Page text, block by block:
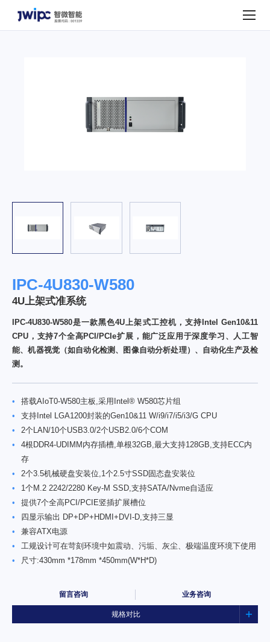
4U830-
W580
IPC-4U830-W580
4U上架式准系统
IPC-4U830-W580是一款黑色4U上架式工控机，支持Intel Gen10&11
CPU，支持7个全高PCI/PCIe扩展，能广泛应用于深度学习、人工智
能、机器视觉（如自动化检测、图像自动分析处理）、自动化生产及检
测。
•
搭载AIoT0-W580主板,采用Intel® W580芯片组
•
支持Intel LGA1200封装的Gen10&11 W/i9/i7/i5/i3/G CPU
•
2个LAN/10个USB3.0/2个USB2.0/6个COM
•
4根DDR4-UDIMM内存插槽,单根32GB,最大支持128GB,支持ECC内
存
•
2个3.5机械硬盘安装位,1个2.5寸SSD固态盘安装位
•
1个M.2 2242/2280 Key-M SSD,支持SATA/Nvme自适应
•
提供7个全高PCI/PCIE竖插扩展槽位
•
四显示输出 DP+DP+HDMI+DVI-D,支持三显
•
兼容ATX电源
•
工规设计可在苛刻环境中如震动、污垢、灰尘、极端温度环境下使用
•
尺寸:430mm *178mm *450mm(W*H*D)
留言咨询 业务咨询
规格对比